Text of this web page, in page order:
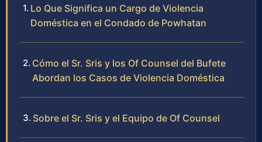
Lo Que Significa un Cargo de Violencia
Doméstica en el Condado de Powhatan
Cómo el Sr. Sris y los Of Counsel del Bufete
Abordan los Casos de Violencia Doméstica
Sobre el Sr. Sris y el Equipo de Of Counsel